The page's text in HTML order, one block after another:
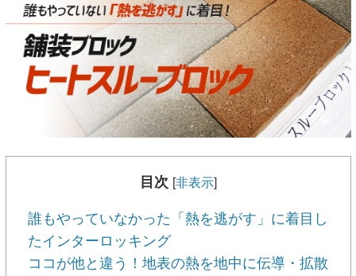
目次 [非表示]
誰もやっていなかった「熱を逃がす」に着目し
たインターロッキング
ココが他と違う！地表の熱を地中に伝導・拡散